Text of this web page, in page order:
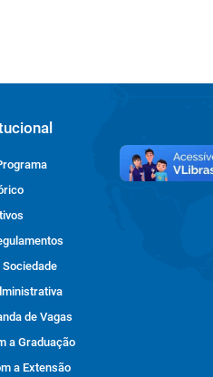
de Vagas
a Graduação
a Extensão